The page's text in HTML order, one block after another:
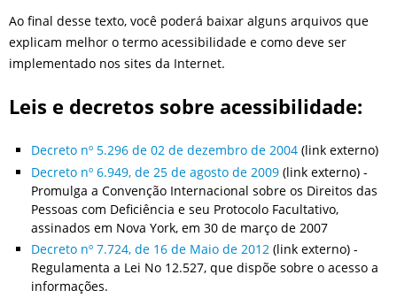
Ao final desse texto, você poderá baixar alguns arquivos que
explicam melhor o termo acessibilidade e como deve ser
implementado nos sites da Internet.
Leis e decretos sobre acessibilidade:
Decreto nº 5.296 de 02 de dezembro de 2004 (link externo)
Decreto nº 6.949, de 25 de agosto de 2009 (link externo) -
Promulga a Convenção Internacional sobre os Direitos das
Pessoas com Deficiência e seu Protocolo Facultativo,
assinados em Nova York, em 30 de março de 2007
Decreto nº 7.724, de 16 de Maio de 2012 (link externo) -
Regulamenta a Lei No 12.527, que dispõe sobre o acesso a
informações.